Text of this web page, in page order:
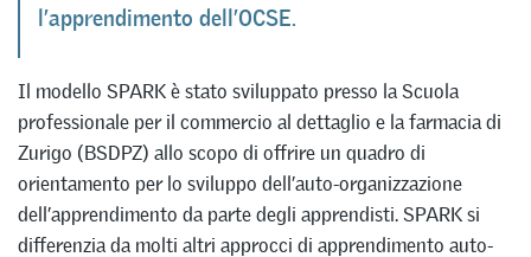
l’apprendimento dell’OCSE.
Il modello SPARK è stato sviluppato presso la Scuola
professionale per il commercio al dettaglio e la farmacia di
Zurigo (BSDPZ) allo scopo di offrire un quadro di
orientamento per lo sviluppo dell’auto-organizzazione
dell’apprendimento da parte degli apprendisti. SPARK si
differenzia da molti altri approcci di apprendimento auto-